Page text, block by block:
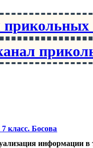
класс. Босова
информации в